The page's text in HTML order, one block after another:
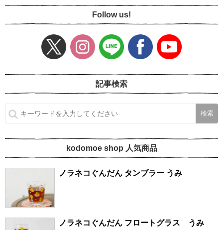
Follow us!
記事検索
kodomoe shop 人気商品
ノラネコぐんだん タンブラー うみ
ノラネコぐんだん フロートグラス うみ